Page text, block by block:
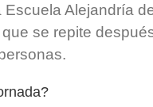
Alejandría
se repite